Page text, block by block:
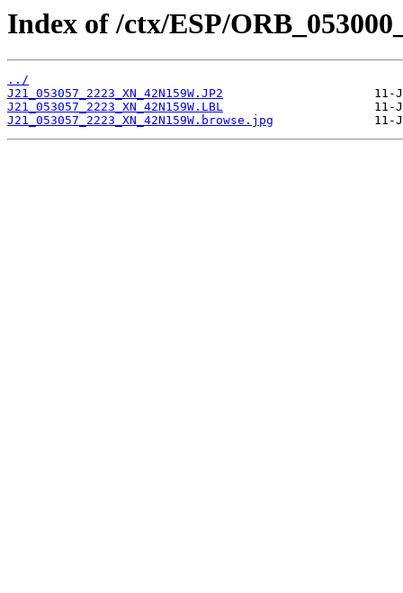
Index of /ctx/ESP/
../
J21_053057_2223_XN_42N159W.JP2
J21_053057_2223_XN_42N159W.LBL
J21_053057_2223_XN_42N159W.browse.jpg